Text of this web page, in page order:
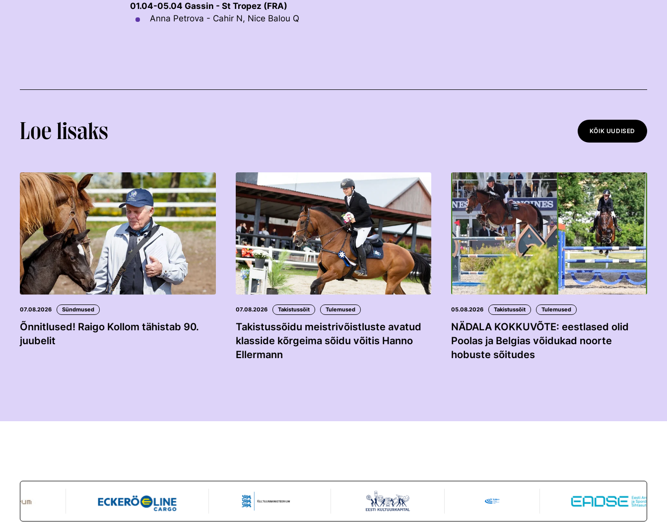
01.04-05.04 Gassin - St Tropez (FRA)
Anna Petrova - Cahir N, Nice Balou Q
Loe lisaks KÕIK UUDISED
07.08.2026 Sündmused
Õnnitlused! Raigo Kollom tähistab 90.
juubelit
07.08.2026 Takistussõit Tulemused
Takistussõidu meistrivõistluste avatud
klasside kõrgeima sõidu võitis Hanno
Ellermann
05.08.2026 Takistussõit Tulemused
NÄDALA KOKKUVÕTE: eestlased olid
Poolas ja Belgias võidukad noorte
hobuste sõitudes